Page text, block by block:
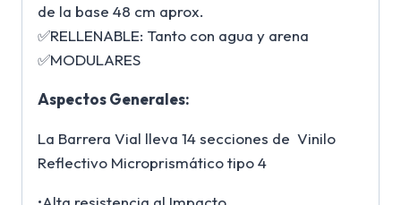
de la base 48 cm aprox.
✅RELLENABLE: Tanto con agua y arena
✅MODULARES
Aspectos Generales:
La Barrera Vial lleva 14 secciones de Vinilo
Reflectivo Microprismático tipo 4